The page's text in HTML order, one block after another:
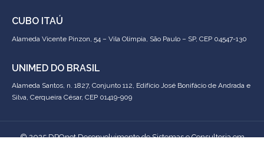
CUBO ITAÚ
Alameda Vicente Pinzon, 54 – Vila Olímpia, São Paulo – SP, CEP 04547-130
UNIMED DO BRASIL
Alameda Santos, n. 1827, Conjunto 112, Edifício José Bonifácio de Andrada e
Silva, Cerqueira César, CEP 01419-909
© 2025 DPOnet Desenvolvimento de Sistemas e Consultoria em